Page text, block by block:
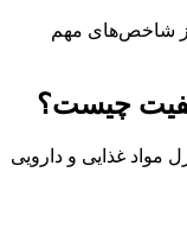
از شاخص‌های مهم
چیست؟
مواد غذایی و دارویی